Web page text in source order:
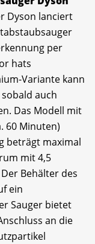
Dyson lanciert
per
hats
Variante kann
auch
Das Modell mit
60 Minuten)
beträgt maximal
mit 4,5
Behälter des
ein
Sauger bietet
an die